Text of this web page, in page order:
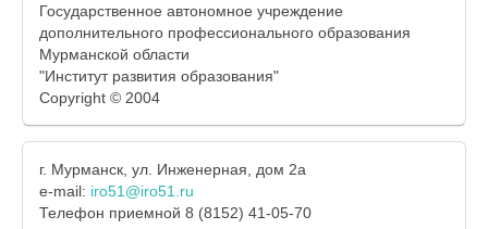
Государственное автономное учреждение
дополнительного профессионального образования
Мурманской области
"Институт развития образования"
Copyright © 2004
г. Мурманск, ул. Инженерная, дом 2а
e-mail: iro51@iro51.ru
Телефон приемной 8 (8152) 41-05-70